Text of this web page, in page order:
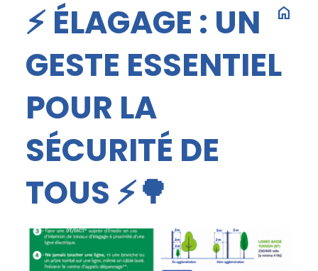
home
⚡ ÉLAGAGE : UN
GESTE ESSENTIEL
POUR LA
SÉCURITÉ DE
TOUS ⚡🌳